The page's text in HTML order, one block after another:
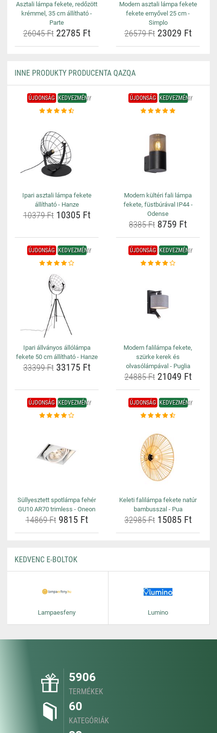
Asztali lámpa fekete, redőzött
krémmel, 35 cm állítható -
Parte
26045 Ft22785 Ft
Modern asztali lámpa fekete
fekete ernyővel 25 cm -
Simplo
26579 Ft23029 Ft
INNE PRODUKTY PRODUCENTA QAZQA
ÚJDONSÁG KEDVEZMÉNY
Ipari asztali lámpa fekete
állítható - Hanze
10379 Ft10305 Ft
ÚJDONSÁG KEDVEZMÉNY
Modern kültéri fali lámpa
fekete, füstbúrával IP44 -
Odense
8385 Ft 8759 Ft
ÚJDONSÁG KEDVEZMÉNY
Ipari állványos állólámpa
fekete 50 cm állítható - Hanze
33399 Ft33175 Ft
ÚJDONSÁG KEDVEZMÉNY
Modern falilámpa fekete,
szürke kerek és
olvasólámpával - Puglia
24885 Ft21049 Ft
ÚJDONSÁG KEDVEZMÉNY
Süllyesztett spotlámpa fehér
GU10 AR70 trimless - Oneon
14869 Ft9815 Ft
ÚJDONSÁG KEDVEZMÉNY
Keleti falilámpa fekete natúr
bambusszal - Pua
32985 Ft15085 Ft
KEDVENC E-BOLTOK
Lampaesfeny Lumino
5906
TERMÉKEK
60
KATEGÓRIÁK